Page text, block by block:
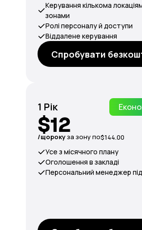
Керування кількома
зонами
Ролі персоналу й доступи
Віддалене керування
Спробувати
1 Рік
$12
/щорокуза зону по$144.00
Усе з місячного плану
Оголошення в закладі
Персональний менеджер